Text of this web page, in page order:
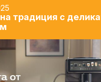
традиция с